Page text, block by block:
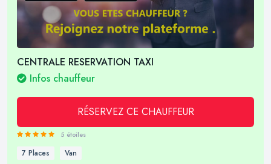
CENTRALE RESERVATION TAXI
Infos chauffeur
RÉSERVEZ CE CHAUFFEUR
5 étoiles
7 Places Van